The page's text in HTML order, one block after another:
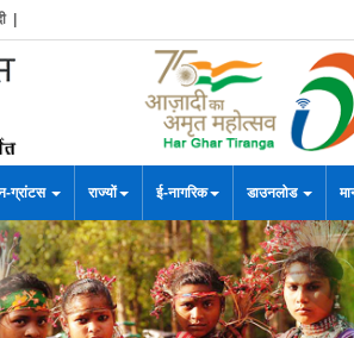
|
ग्रांटस राज्यों ई-नागरिक डाउनलोड